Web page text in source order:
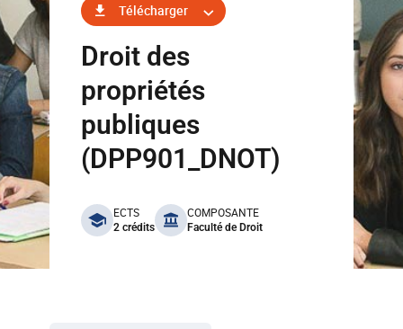
Télécharger
Droit des
propriétés
publiques
(DPP901_DNOT)
benefits
ECTS
2 crédits
COMPOSANTE
Faculté de Droit